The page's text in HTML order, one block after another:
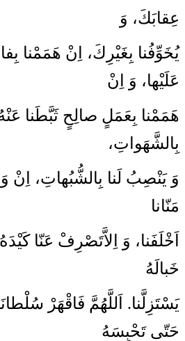
عِقابَكَ، وَ
يُخَوِّفُنا بِغَيْرِكَ، اِنْ هَمَمْنا
عَلَيْها، وَ اِنْ
هَمَمْنا بِعَمَلٍ صالِحٍ ثَبَّطَنا
بِالشَّهَواتِ،
وَ يَنْصِبُ لَنا بِالشُّبُهاتِ، اِنْ
مَنّانا
اَخْلَفَنا، وَ اِلاَّتَصْرِفْ عَنّا كَيْدَهُ
خَبالَهُ
يَسْتَزِلَّنا. اَللَّهُمَّ فَاقْهَرْ
حَتّى‏ تَحْبِسَهُ